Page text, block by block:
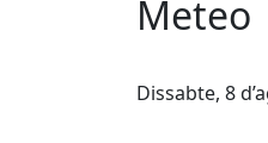
Meteo
Dissabte, 8